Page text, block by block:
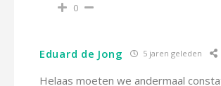
0
Eduard de Jong 5 jaren geleden
Helaas moeten we andermaal